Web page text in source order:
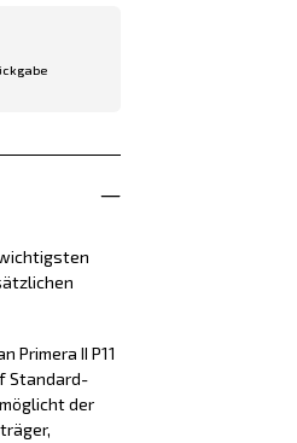
II P11
Standard-
der